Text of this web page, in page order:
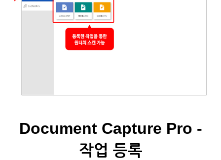
Document Capture Pro -
작업 등록